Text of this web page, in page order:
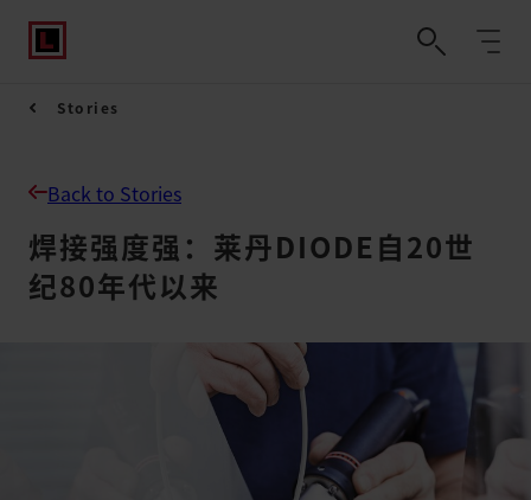
Stories
Back to Stories
焊接强度强：莱丹DIODE自20世
纪80年代以来